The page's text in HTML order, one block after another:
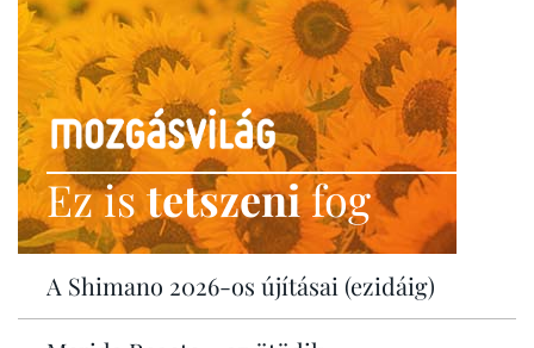
Ez istetszenifog
A Shimano 2026-os újításai (ezidáig)